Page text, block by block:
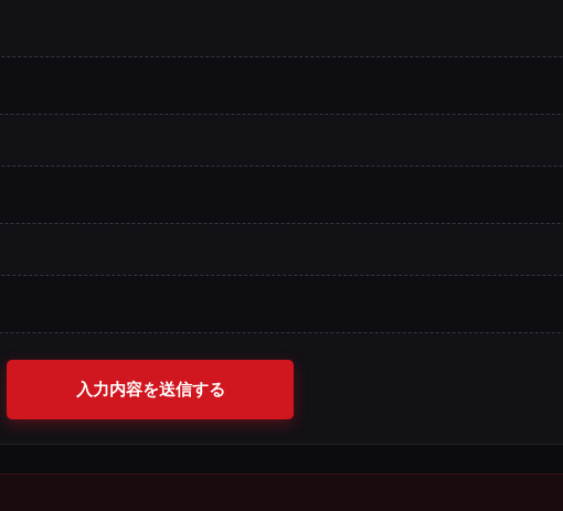
入力内容を送信する